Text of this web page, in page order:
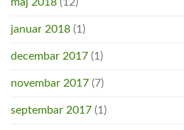
januar 2018 (1)
decembar 2017 (1)
novembar 2017 (7)
septembar 2017 (1)